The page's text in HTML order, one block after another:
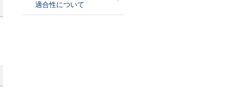
適合性について